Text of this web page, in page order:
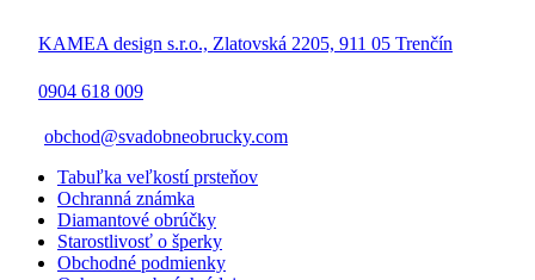
KAMEA design s.r.o., Zlatovská 2205, 911 05 Trenčín
0904 618 009
obchod@svadobneobrucky.com
Tabuľka veľkostí prsteňov
Ochranná známka
Diamantové obrúčky
Starostlivosť o šperky
Obchodné podmienky